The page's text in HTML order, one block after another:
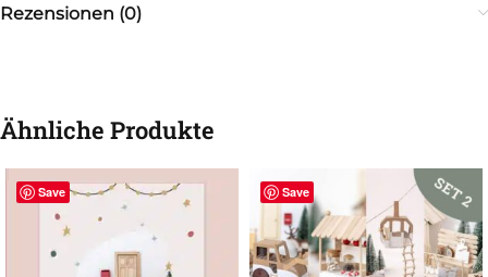
Rezensionen (0)
Ähnliche Produkte
Save Save